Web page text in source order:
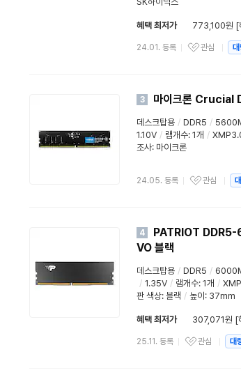
혜택 최저가 773,100원 [
24.01. 등록 관심 대
3 마이크론 Crucial
데스크탑용 / DDR5 /
1.10V / 램개수: 1개 /
조사: 마이크론
24.05. 등록 관심
4
PATRIOT
VO 블랙
데스크탑용 / DDR5 /
/ 1.35V / 램개수: 1개 /
판 색상: 블랙 / 높이: 37mm
혜택 최저가 307,071원 [
25.11. 등록 관심 대